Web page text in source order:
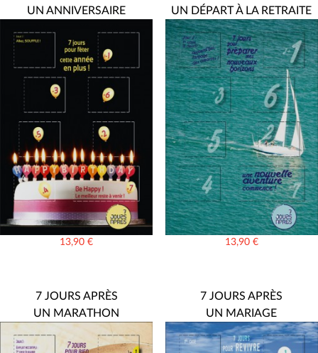
UN ANNIVERSAIRE
13,90€
UN DÉPART À LA RETRAITE
13,90 €
7 JOURS APRÈS
UN MARATHON
7 JOURS APRÈS
UN MARIAGE